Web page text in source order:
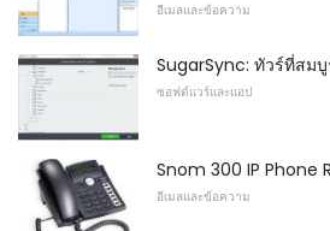
อีเมลและข้อความ
SugarSync: ทัวร์ที่สม
ซอฟต์แวร์และแอป
Snom 300 IP Phone
อีเมลและข้อความ